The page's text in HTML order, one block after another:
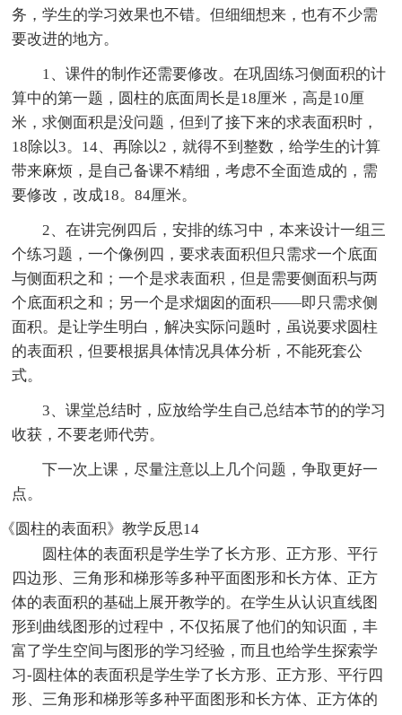
务，学生的学习效果也不错。但细细想来，也有不少需
要改进的地方。
1、课件的制作还需要修改。在巩固练习侧面积的计
算中的第一题，圆柱的底面周长是18厘米，高是10厘
米，求侧面积是没问题，但到了接下来的求表面积时，
18除以3。14、再除以2，就得不到整数，给学生的计算
带来麻烦，是自己备课不精细，考虑不全面造成的，需
要修改，改成18。84厘米。
2、在讲完例四后，安排的练习中，本来设计一组三
个练习题，一个像例四，要求表面积但只需求一个底面
与侧面积之和；一个是求表面积，但是需要侧面积与两
个底面积之和；另一个是求烟囱的面积——即只需求侧
面积。是让学生明白，解决实际问题时，虽说要求圆柱
的表面积，但要根据具体情况具体分析，不能死套公
式。
3、课堂总结时，应放给学生自己总结本节的的学习
收获，不要老师代劳。
下一次上课，尽量注意以上几个问题，争取更好一
点。
《圆柱的表面积》教学反思14
圆柱体的表面积是学生学了长方形、正方形、平行
四边形、三角形和梯形等多种平面图形和长方体、正方
体的表面积的基础上展开教学的。在学生从认识直线图
形到曲线图形的过程中，不仅拓展了他们的知识面，丰
富了学生空间与图形的学习经验，而且也给学生探索学
习-圆柱体的表面积是学生学了长方形、正方形、平行四
形、三角形和梯形等多种平面图形和长方体、正方体的